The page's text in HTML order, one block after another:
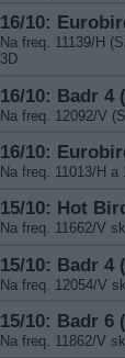
16/10:
Na freq. 11139/H
3D
16/10: Badr 4
Na freq. 12092/V
16/10:
Na freq. 11013/H
15/10: Hot
Na freq. 11662/V
15/10: Badr 4
Na freq. 12054/V
15/10: Badr 6
Na freq. 11862/V